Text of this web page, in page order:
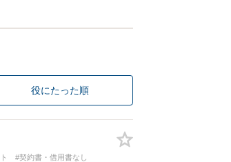
役にたった順
#契約書・借用書なし